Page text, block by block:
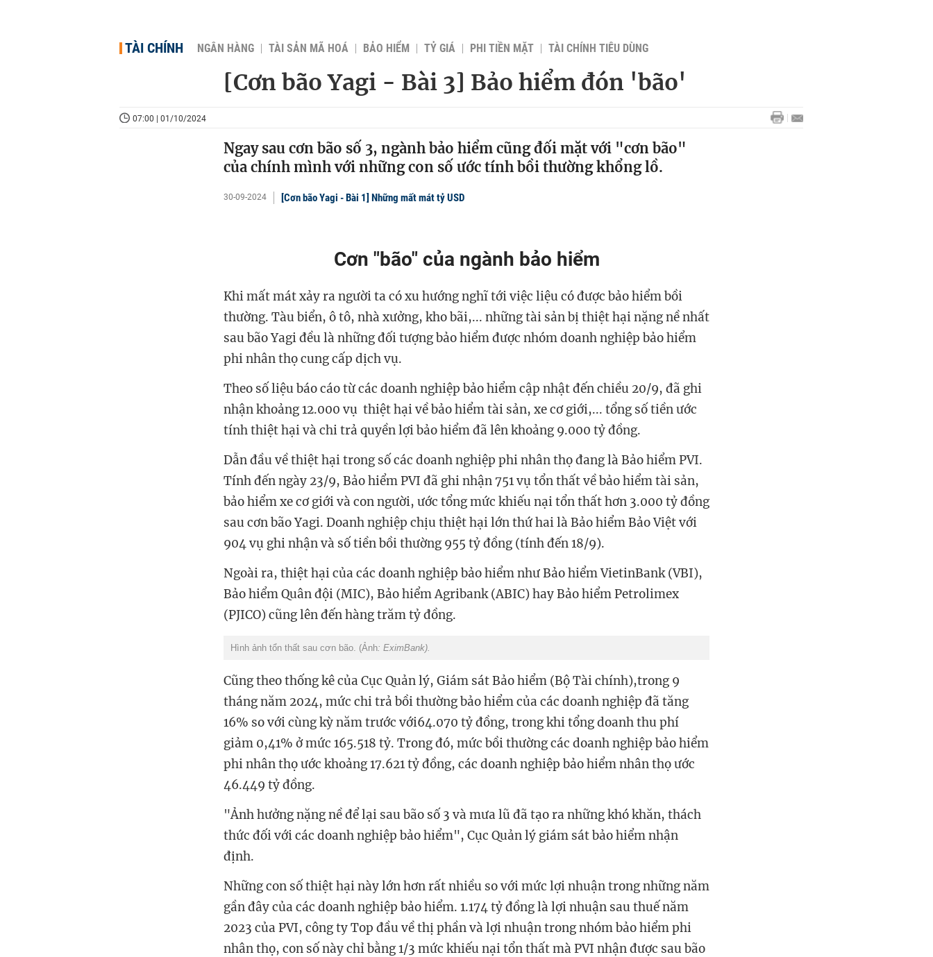
TÀI CHÍNH NGÂN HÀNG TÀI SẢN MÃ HOÁ BẢO HIỂM TỶ GIÁ PHI TIỀN MẶT TÀI CHÍNH TIÊU DÙNG
[Cơn bão Yagi - Bài 3] Bảo hiểm đón 'bão'
07:00 | 01/10/2024
Ngay sau cơn bão số 3, ngành bảo hiểm cũng đối mặt với "cơn bão"
của chính mình với những con số ước tính bồi thường khổng lồ.
30-09-2024 [Cơn bão Yagi - Bài 1] Những mất mát tỷ USD
Cơn "bão" của ngành bảo hiểm
Khi mất mát xảy ra người ta có xu hướng nghĩ tới việc liệu có được bảo hiểm bồi
thường. Tàu biển, ô tô, nhà xưởng, kho bãi,... những tài sản bị thiệt hại nặng nề nhất
sau bão Yagi đều là những đối tượng bảo hiểm được nhóm doanh nghiệp bảo hiểm
phi nhân thọ cung cấp dịch vụ.
Theo số liệu báo cáo từ các doanh nghiệp bảo hiểm cập nhật đến chiều 20/9, đã ghi
nhận khoảng 12.000 vụ thiệt hại về bảo hiểm tài sản, xe cơ giới,... tổng số tiền ước
tính thiệt hại và chi trả quyền lợi bảo hiểm đã lên khoảng 9.000 tỷ đồng.
Dẫn đầu về thiệt hại trong số các doanh nghiệp phi nhân thọ đang là Bảo hiểm PVI.
Tính đến ngày 23/9, Bảo hiểm PVI đã ghi nhận 751 vụ tổn thất về bảo hiểm tài sản,
bảo hiểm xe cơ giới và con người, ước tổng mức khiếu nại tổn thất hơn 3.000 tỷ đồng
sau cơn bão Yagi. Doanh nghiệp chịu thiệt hại lớn thứ hai là Bảo hiểm Bảo Việt với
904 vụ ghi nhận và số tiền bồi thường 955 tỷ đồng (tính đến 18/9).
Ngoài ra, thiệt hại của các doanh nghiệp bảo hiểm như Bảo hiểm VietinBank (VBI),
Bảo hiểm Quân đội (MIC), Bảo hiểm Agribank (ABIC) hay Bảo hiểm Petrolimex
(PJICO) cũng lên đến hàng trăm tỷ đồng.
Hình ảnh tổn thất sau cơn bão. (Ảnh: EximBank).
Cũng theo thống kê của Cục Quản lý, Giám sát Bảo hiểm (Bộ Tài chính),trong 9
tháng năm 2024, mức chi trả bồi thường bảo hiểm của các doanh nghiệp đã tăng
16% so với cùng kỳ năm trước với64.070 tỷ đồng, trong khi tổng doanh thu phí
giảm 0,41% ở mức 165.518 tỷ. Trong đó, mức bồi thường các doanh nghiệp bảo hiểm
phi nhân thọ ước khoảng 17.621 tỷ đồng, các doanh nghiệp bảo hiểm nhân thọ ước
46.449 tỷ đồng.
"Ảnh hưởng nặng nề để lại sau bão số 3 và mưa lũ đã tạo ra những khó khăn, thách
thức đối với các doanh nghiệp bảo hiểm", Cục Quản lý giám sát bảo hiểm nhận
định.
Những con số thiệt hại này lớn hơn rất nhiều so với mức lợi nhuận trong những năm
gần đây của các doanh nghiệp bảo hiểm. 1.174 tỷ đồng là lợi nhuận sau thuế năm
2023 của PVI, công ty Top đầu về thị phần và lợi nhuận trong nhóm bảo hiểm phi
nhân thọ, con số này chỉ bằng 1/3 mức khiếu nại tổn thất mà PVI nhận được sau bão